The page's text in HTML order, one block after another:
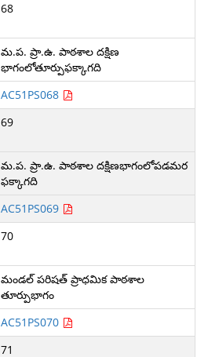
68
మ.ప. ప్రా.ఉ. పాఠశాల దక్షిణ
భాగంలోతూర్పుఫక్కాగది
AC51PS068
69
మ.ప. ప్రా.ఉ. పాఠశాల దక్షిణభాగంలోపడమర
ఫక్కాగది
AC51PS069
70
మండల్ పరిషత్ ప్రాధమిక పాఠశాల
తూర్పుభాగం
AC51PS070
71